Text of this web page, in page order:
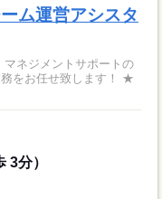
ム運営アシスタ
ネジメントサポートの
お任せ致します！ ★
3分）